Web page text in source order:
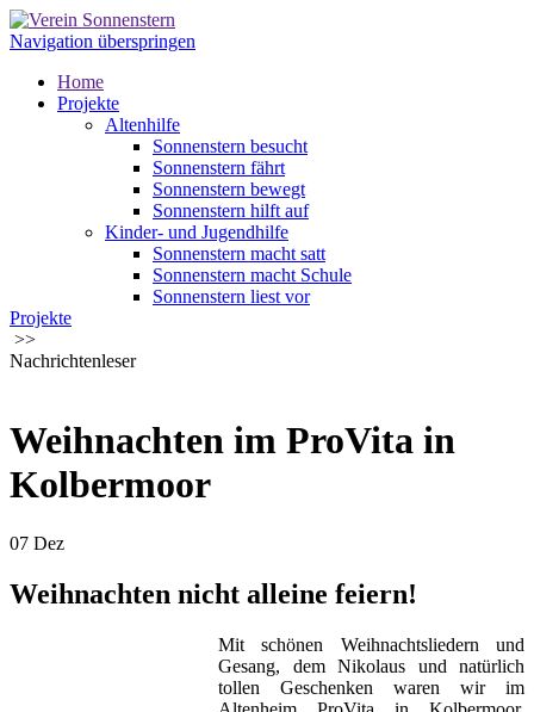
Navigation überspringen
Home
Projekte
Altenhilfe
Sonnenstern besucht
Sonnenstern fährt
Sonnenstern bewegt
Sonnenstern hilft auf
Kinder- und Jugendhilfe
Sonnenstern macht satt
Sonnenstern macht Schule
Sonnenstern liest vor
Über uns
Helfen
Spenden
Benefiz, Anlassspenden, Veranstaltungen
Projekte
>>
Nachrichtenleser
Weihnachten im ProVita in
Kolbermoor
07 Dez
Weihnachten nicht alleine feiern!
Mit schönen Weihnachtsliedern und
Gesang, dem Nikolaus und natürlich
tollen Geschenken waren wir im